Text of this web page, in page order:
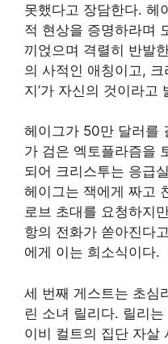
못했다고 장담한다. 헤
적 현상을 증명하라며
끼얹으며 격렬히 반발
의 사적인 애칭이고, 크
지’가 자신의 것이라고
헤이그가 50만 달러를
가 검은 엑토플라즘을
되어 크리스투는 응급
헤이그는 잭에게 짜고
로브 초대를 요청하지
항의 전화가 쏟아진다
에게 이는 희소식이다.
세 번째 게스트는 초심
린 소녀 릴리다. 릴리
이비 컬트의 집단 자살